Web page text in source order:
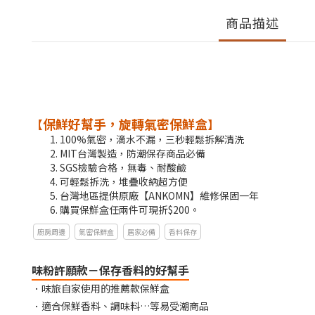
商品描述
【保鮮好幫手，旋轉氣密保鮮盒】
100%氣密，滴水不漏，三秒輕鬆拆解清洗
MIT台灣製造，防潮保存商品必備
SGS檢驗合格，無毒、耐酸鹼
可輕鬆拆洗，堆疊收納超方便
台灣地區提供原廠【ANKOMN】維修保固一年
購買保鮮盒任兩件可現折$200。
廚房周邊 氣密保鮮盒 居家必備 香料保存
味粉許願款－保存香料的好幫手
．味旅自家使用的推薦款保鮮盒
．適合保鮮香料、調味料…等易受潮商品